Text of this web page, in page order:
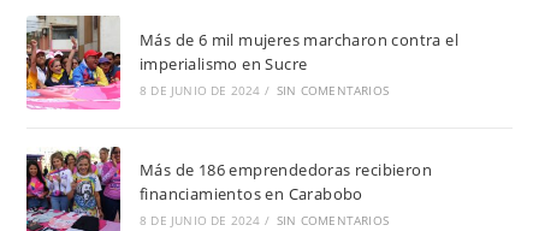
Más de 6 mil mujeres marcharon contra el
imperialismo en Sucre
8 DE JUNIO DE 2024 / SIN COMENTARIOS
Más de 186 emprendedoras recibieron
financiamientos en Carabobo
8 DE JUNIO DE 2024 / SIN COMENTARIOS